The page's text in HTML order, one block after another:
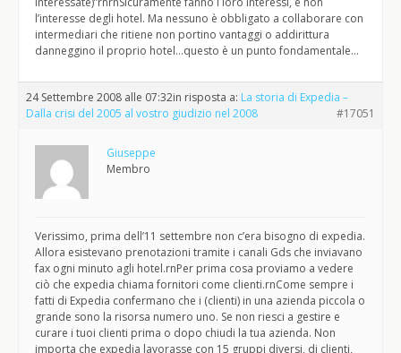
l’interesse degli hotel. Ma nessuno è obbligato a collaborare con
intermediari che ritiene non portino vantaggi o addirittura
danneggino il proprio hotel…questo è un punto fondamentale…
24 Settembre 2008 alle 07:32in risposta a: La storia di Expedia –
Dalla crisi del 2005 al vostro giudizio nel 2008
#17051
Giuseppe
Membro
Verissimo, prima dell’11 settembre non c’era bisogno di expedia.
Allora esistevano prenotazioni tramite i canali Gds che inviavano
fax ogni minuto agli hotel.rnPer prima cosa proviamo a vedere
ciò che expedia chiama fornitori come clienti.rnCome sempre i
fatti di Expedia confermano che i (clienti) in una azienda piccola o
grande sono la risorsa numero uno. Se non riesci a gestire e
curare i tuoi clienti prima o dopo chiudi la tua azienda. Non
importa che expedia lavorasse con 15 gruppi diversi, di clienti,